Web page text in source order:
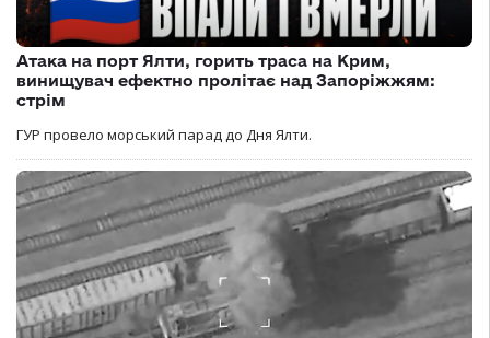
Атака на порт Ялти, горить траса на Крим,
винищувач ефектно пролітає над Запоріжжям:
стрім
ГУР провело морський парад до Дня Ялти.